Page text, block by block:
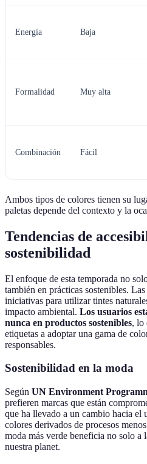
Energía Baja
Formalidad Muy alta
Combinación Fácil
Ambos tipos de colores tienen su
paletas depende del contexto y la
Tendencias de
sostenibilidad
El enfoque de esta temporada no
también en prácticas sostenibles.
iniciativas para utilizar tintes
impacto ambiental. Los usuarios
nunca en productos sostenibles, lo
etiquetas a adoptar una gama de
responsables.
Sostenibilidad en la moda
Según UN Environment
prefieren marcas que están
que ha llevado a un cambio hacia el
colores derivados de procesos
moda más verde beneficia no solo a
nuestra planet.